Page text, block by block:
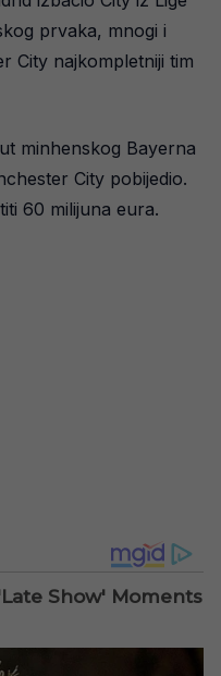
prvaka, mnogi i
City najkompletniji tim
minhenskog Bayerna
City pobijedio.
60 milijuna eura.